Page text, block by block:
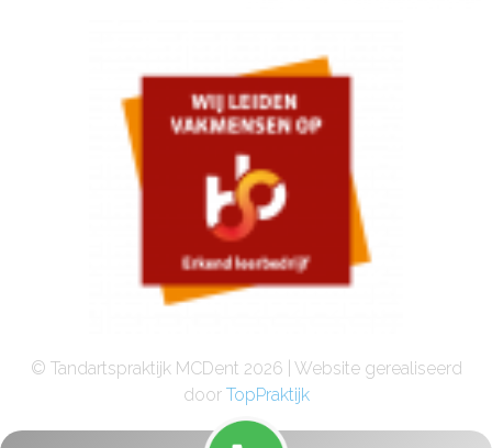
© Tandartspraktijk MCDent 2026 | Website gerealiseerd
door TopPraktijk